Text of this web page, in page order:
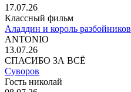
17.07.26
Классный фильм
Аладдин и король разбойников
ANTONIO
13.07.26
СПАСИБО ЗА ВСЁ
Суворов
Гость николай